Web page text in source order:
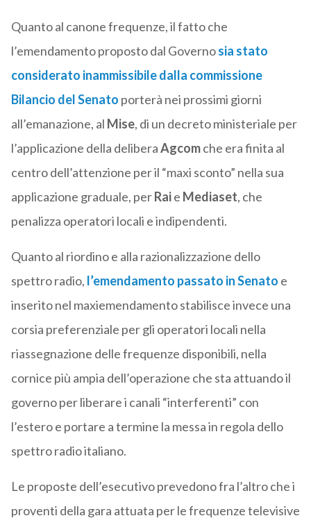
Quanto al canone frequenze, il fatto che
l’emendamento proposto dal Governosia stato
considerato inammissibile dalla commissione
Bilancio del Senato porterà nei prossimi giorni
all’emanazione, al Mise, di un decreto ministeriale per
l’applicazione della deliberaAgcomche era finita al
centro dell’attenzione per il “maxi sconto” nella sua
applicazione graduale, perRaie Mediaset, che
penalizza operatori locali e indipendenti.
Quanto al riordino e alla razionalizzazione dello
spettro radio, l’emendamento passato in Senato e
inserito nel maxiemendamento stabilisce invece una
corsia preferenziale per gli operatori locali nella
riassegnazione delle frequenze disponibili, nella
cornice più ampia dell’operazione che sta attuando il
governo per liberare i canali “interferenti” con
l’estero e portare a termine la messa in regola dello
spettro radio italiano.
Le proposte dell’esecutivo prevedono fra l’altro che i
proventi della gara attuata per le frequenze televisive